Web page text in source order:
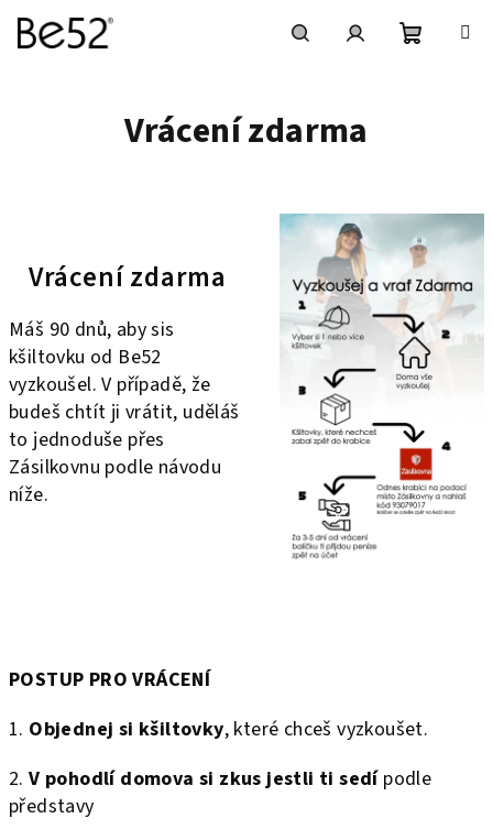
contenido
en de
compra
Vrácení zdarma
Vrácení zdarma
Máš 90 dnů, aby sis
kšiltovku od Be52
vyzkoušel. V případě, že
budeš chtít ji vrátit, uděláš
to jednoduše přes
Zásilkovnu podle návodu
níže.
POSTUP PRO VRÁCENÍ
1. Objednej si kšiltovky, které chceš vyzkoušet.
2.V pohodlí domova si zkus jestli ti sedípodle
představy